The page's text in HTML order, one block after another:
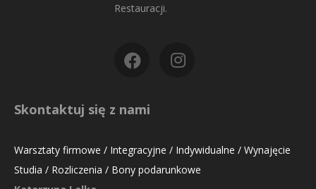
Restauracji.
Skontaktuj się z nami
Warsztaty firmowe / Integracyjne / Indywidualne / Wynajęcie
Studia / Rozliczenia / Bony podarunkowe